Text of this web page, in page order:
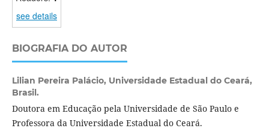
see details
BIOGRAFIA DO AUTOR
Lilian Pereira Palácio, Universidade Estadual do Ceará,
Brasil.
Doutora em Educação pela Universidade de São Paulo e
Professora da Universidade Estadual do Ceará.